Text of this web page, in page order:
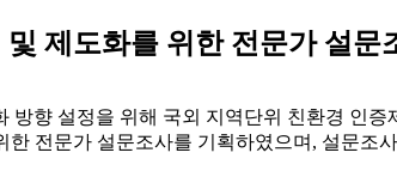
제도화를 위한 전문가 설문
방향 설정을 위해 국외 지역단위 친환경 인증
한 전문가 설문조사를 기획하였으며 , 설문조